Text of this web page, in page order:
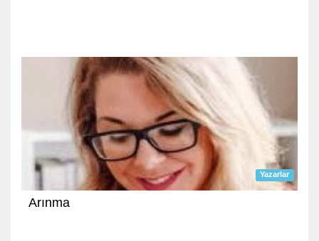
Yazarlar
Arınma